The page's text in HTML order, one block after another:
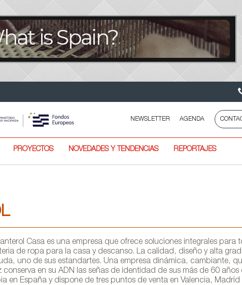
NEWSLETTER AGENDA
PROYECTOS NOVEDADES Y TENDENCIAS REPORTAJES
Casa es una empresa que ofrece soluciones integrales para
de ropa para la casa y descanso. La calidad, diseño y alta
uno de sus estandartes. Una empresa dinámica, cambiante,
conserva en su ADN las señas de identidad de sus más de 60
en España y dispone de tres puntos de venta en Valencia, Madrid